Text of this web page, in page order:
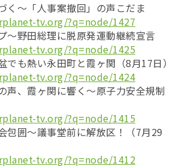
く〜「人事案撤回」の声こだま
tv.org/?q=node/1427
〜野田総理に脱原発運動継続宣言
tv.org/?q=node/1425
でも熱い永田町と霞ヶ関（8月17日）
tv.org/?q=node/1424
声、霞ヶ関に響く～原子力安全規制
tv.org/?q=node/1415
包囲〜議事堂前に解放区！（7月29
tv.org/?q=node/1412